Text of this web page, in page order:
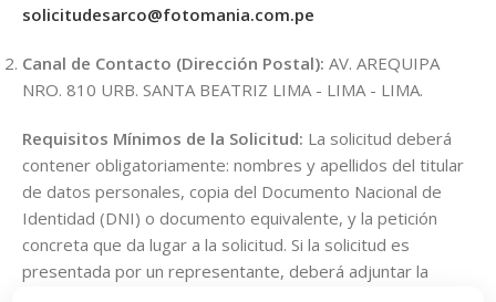
solicitudesarco@fotomania.com.pe
Canal de Contacto (Dirección Postal): AV. AREQUIPA
NRO. 810 URB. SANTA BEATRIZ LIMA - LIMA - LIMA.
Requisitos Mínimos de la Solicitud: La solicitud deberá
contener obligatoriamente: nombres y apellidos del titular
de datos personales, copia del Documento Nacional de
Identidad (DNI) o documento equivalente, y la petición
concreta que da lugar a la solicitud. Si la solicitud es
presentada por un representante, deberá adjuntar la